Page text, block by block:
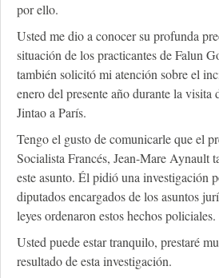
por ello.
Usted me dio a conocer su profunda
situación de los practicantes de Falun
también solicitó mi atención sobre el
enero del presente año durante la
Jintao a París.
Tengo el gusto de comunicarle que el
Socialista Francés, Jean-Mare Aynault
este asunto. Él pidió una investigación
diputados encargados de los asuntos
leyes ordenaron estos hechos policiales.
Usted puede estar tranquilo, prestaré
resultado de esta investigación.